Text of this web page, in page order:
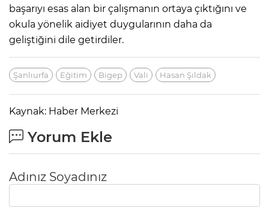
başarıyı esas alan bir çalışmanın ortaya çıktığını ve
okula yönelik aidiyet duygularının daha da
geliştiğini dile getirdiler.
Şanlıurfa Eğitim Bigep Vali Hasan Şıldak
Kaynak: Haber Merkezi
Yorum Ekle
Adınız Soyadınız